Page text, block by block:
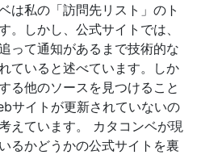
は私の「訪問先リスト」のト
。しかし、公式サイトでは、
って通知があるまで技術的な
ていると述べています。しか
る他のソースを見つけること
サイトが更新されていないの
えています。 カタコンベが現
るかどうかの公式サイトを裏